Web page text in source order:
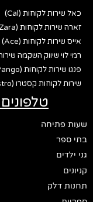
כאל שירות לקוחות (Cal)
זארה שירות לקוחות (Zara)
אייס שירות לקוחות (Ace)
רמי לוי שיווק השקמה
פנגו שירות לקוחות (Pango)
שירות לקוחות קסטרו (Castro)
שעות פתיחה
בתי ספר
גני ילדים
קניונים
תחנות דלק